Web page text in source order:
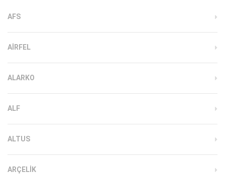
AFS
AIRFEL
ALARKO
ALF
ALTUS
ARÇELIK